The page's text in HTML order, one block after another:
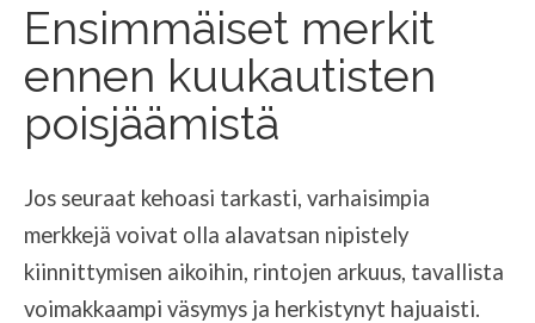
Ensimmäiset merkit
ennen kuukautisten
poisjäämistä
Jos seuraat kehoasi tarkasti, varhaisimpia
merkkejä voivat olla alavatsan nipistely
kiinnittymisen aikoihin, rintojen arkuus, tavallista
voimakkaampi väsymys ja herkistynyt hajuaisti.